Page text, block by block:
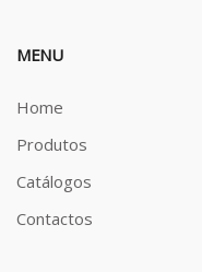
MENU
Home
Produtos
Catálogos
Contactos